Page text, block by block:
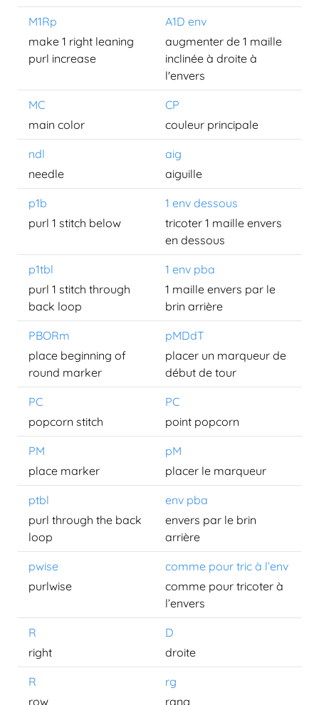
M1Rp
A1D env
make 1 right leaning
purl increase
augmenter de 1 maille
inclinée à droite à
l'envers
MC
CP
main color
couleur principale
ndl
aig
needle
aiguille
p1b
1 env dessous
purl 1 stitch below
tricoter 1 maille envers
en dessous
p1tbl
1 env pba
purl 1 stitch through
back loop
1 maille envers par le
brin arrière
PBORm
pMDdT
place beginning of
round marker
placer un marqueur de
début de tour
PC
PC
popcorn stitch
point popcorn
PM
pM
place marker
placer le marqueur
ptbl
env pba
purl through the back
loop
envers par le brin
arrière
pwise
comme pour tric à l’env
purlwise
comme pour tricoter à
l’envers
R
D
right
droite
R
rg
row
rang